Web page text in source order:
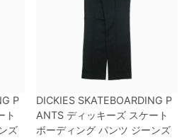
P
ト
ズ
DICKIES SKATEBOARDING P
ANTS ディッキーズ スケート
ボーディング パンツ ジーンズ